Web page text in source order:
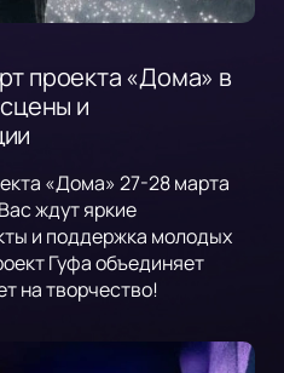
проекта «Дома» в
и
«Дома» 27-28 марта
ждут яркие
и поддержка молодых
Гуфа объединяет
на творчество!